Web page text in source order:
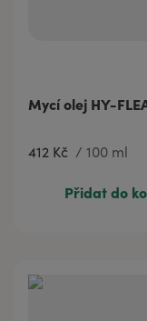
Mycí olej HY-
412 Kč / 100 ml
412 Kč
Přidat do